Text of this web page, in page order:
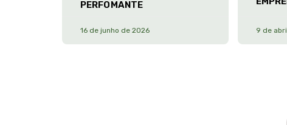
PERFOMANTE
16 de junho de 2026 9 de